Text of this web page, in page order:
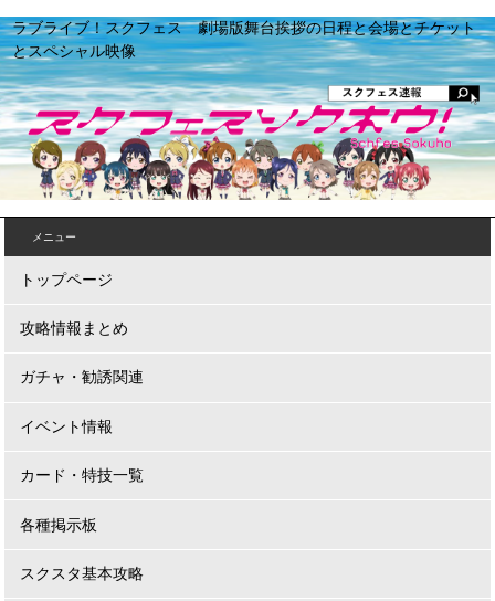
ラブライブ！スクフェス 劇場版舞台挨拶の日程と会場とチケット
とスペシャル映像
メニュー
トップページ
攻略情報まとめ
ガチャ・勧誘関連
イベント情報
カード・特技一覧
各種掲示板
スクスタ基本攻略